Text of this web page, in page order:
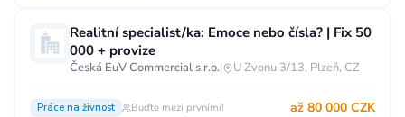
Realitní specialist/ka: Emoce nebo čísla? | Fix 50
000 + provize
Česká EuV Commercial s.r.o.| U Zvonu 3/13, Plzeň, CZ
Práce na živnost Buďte mezi prvními! až 80 000 CZK